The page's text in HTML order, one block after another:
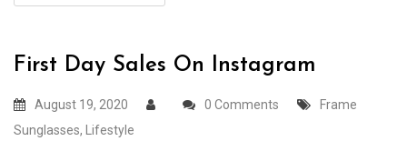
First Day Sales On Instagram
August 19, 2020 0 Comments
Frame
Sunglasses, Lifestyle